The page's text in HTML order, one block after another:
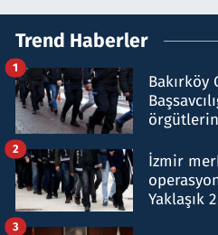
Trend Haberler
Bakırköy
1
İzmir
Yaklaşık
2
3